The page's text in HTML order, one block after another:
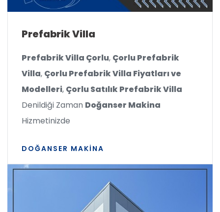
Prefabrik Villa
Prefabrik Villa Çorlu, Çorlu Prefabrik
Villa, Çorlu Prefabrik Villa Fiyatları ve
Modelleri, Çorlu Satılık Prefabrik Villa
Denildiği Zaman Doğanser Makina
Hizmetinizde
DOĞANSER MAKINA